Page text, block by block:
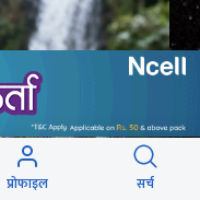
प्रोफाइल सर्च